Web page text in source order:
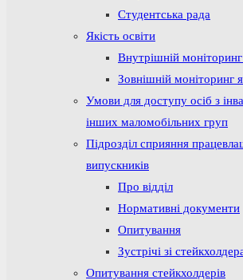
Студентська рада
Якість освіти
Внутрішній моніторинг
Зовнішній моніторинг
Умови для доступу осіб з
інших маломобільних груп
Підрозділ сприяння
випускників
Про відділ
Нормативні документи
Опитування
Зустрічі зі
Опитування стейкхолдерів